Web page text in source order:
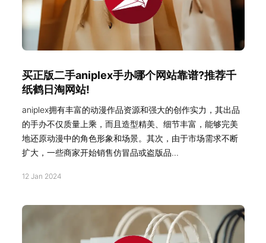
买正版二手aniplex手办哪个网站靠谱?推荐千
纸鹤日淘网站!
aniplex拥有丰富的动漫作品资源和强大的创作实力，其出品
的手办不仅质量上乘，而且造型精美、细节丰富，能够完美
地还原动漫中的角色形象和场景。其次，由于市场需求不断
扩大，一些商家开始销售仿冒品或盗版品...
12 Jan 2024